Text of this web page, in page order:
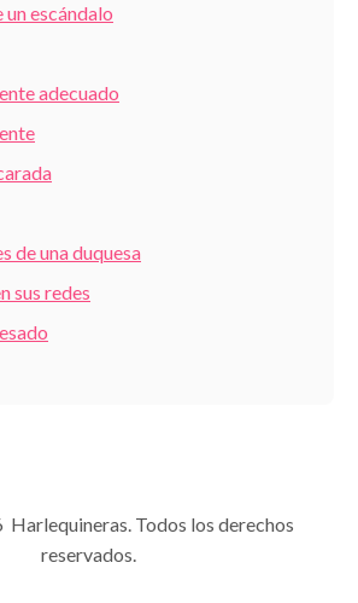
un escándalo
adecuado
de una duquesa
sus redes
Todos los derechos
reservados.